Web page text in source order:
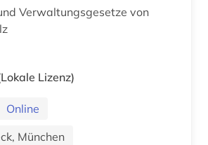
Verwaltungsgesetze von
Lizenz)
Online
München